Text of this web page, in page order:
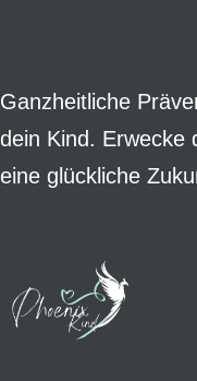
Ganzheitliche
dein Kind. Erwecke
eine glückliche